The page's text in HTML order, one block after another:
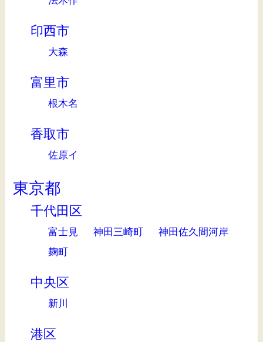
印西市
大森
富里市
根木名
香取市
佐原イ
東京都
千代田区
富士見 神田三崎町
神田佐久間河岸
麹町
中央区
新川
港区